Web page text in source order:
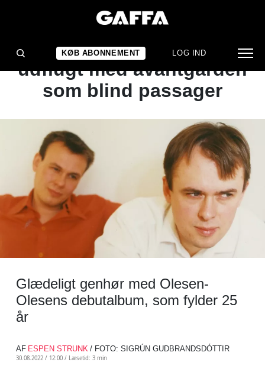
KØB ABONNEMENT LOG IND
ARTIKEL
KLASSIKEREN: På
udflugt med avantgarden
som blind passager
Glædeligt genhør med Olesen-
Olesens debutalbum, som fylder 25
år
AF ESPEN STRUNK / FOTO: SIGRÚN GUDBRANDSDÓTTIR
30.08.2022 / 12:00 / Læsetid: 3 min